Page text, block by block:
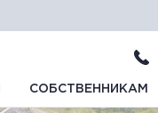
СОБСТВЕННИКАМ